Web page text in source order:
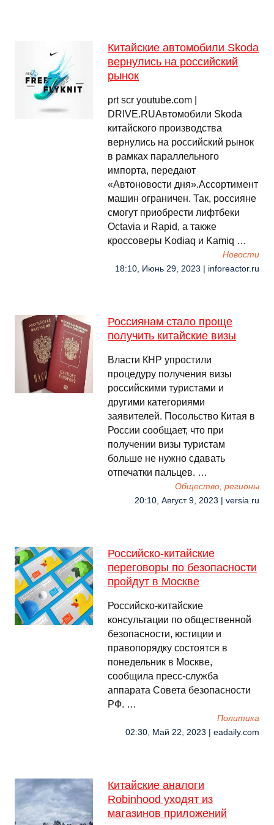
Китайские автомобили Skoda
вернулись на российский
рынок
prt scr youtube.com |
DRIVE.RUАвтомобили Skoda
китайского производства
вернулись на российский рынок
в рамках параллельного
импорта, передают
«Автоновости дня».Ассортимент
машин ограничен. Так, россияне
смогут приобрести лифтбеки
Octavia и Rapid, а также
кроссоверы Kodiaq и Kamiq …
Новости
18:10, Июнь 29, 2023 | inforeactor.ru
Россиянам стало проще
получить китайские визы
Власти КНР упростили
процедуру получения визы
российскими туристами и
другими категориями
заявителей. Посольство Китая в
России сообщает, что при
получении визы туристам
больше не нужно сдавать
отпечатки пальцев. …
Общество, регионы
20:10, Август 9, 2023 | versia.ru
Российско-китайские
переговоры по безопасности
пройдут в Москве
Российско-китайские
консультации по общественной
безопасности, юстиции и
правопорядку состоятся в
понедельник в Москве,
сообщила пресс-служба
аппарата Совета безопасности
РФ. …
Политика
02:30, Май 22, 2023 | eadaily.com
Китайские аналоги
Robinhood уходят из
магазинов приложений